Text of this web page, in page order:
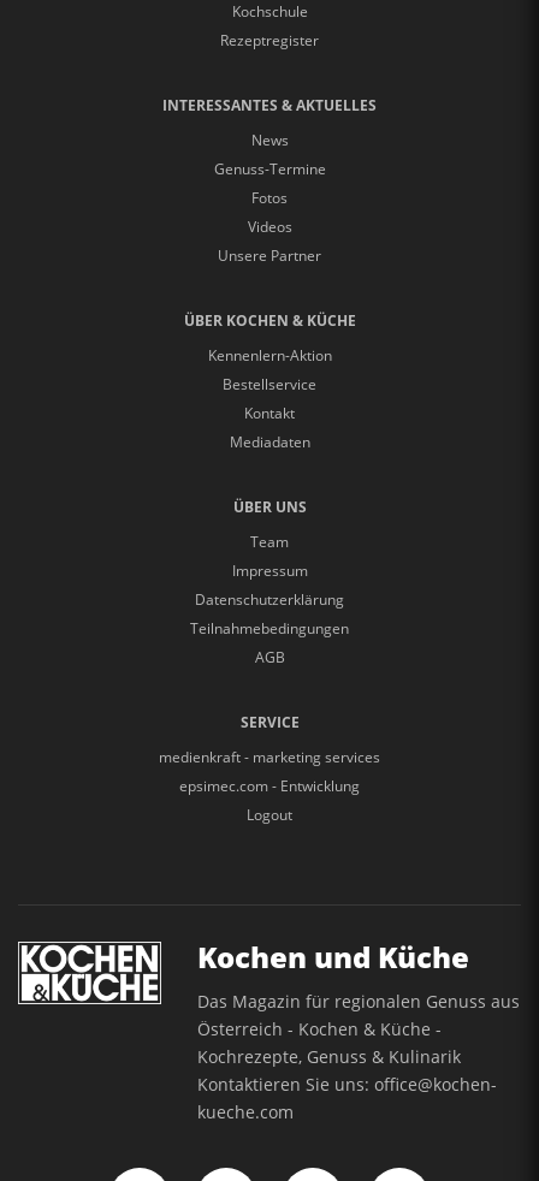
Kochschule
Rezeptregister
INTERESSANTES & AKTUELLES
News
Genuss-Termine
Fotos
Videos
Unsere Partner
ÜBER KOCHEN & KÜCHE
Kennenlern-Aktion
Bestellservice
Kontakt
Mediadaten
ÜBER UNS
Team
Impressum
Datenschutzerklärung
Teilnahmebedingungen
AGB
SERVICE
medienkraft - marketing services
epsimec.com - Entwicklung
Logout
Kochen und Küche
Das Magazin für regionalen Genuss aus
Österreich - Kochen & Küche -
Kochrezepte, Genuss & Kulinarik
Kontaktieren Sie uns:office@kochen-
kueche.com